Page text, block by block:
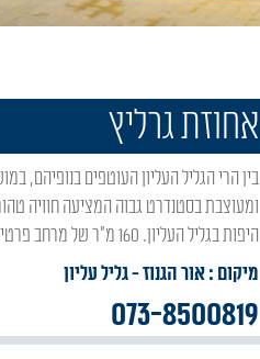
אחוזת גרליץ
בין הרי הגליל העליון העוטפים בנופיהם, במושב אור הגנוז ניצבת 'אחוזת גרליץ' וילת נופש חדשה
ומעוצבת בסטנדרט גבוה המציעה חוויה
היפות בגליל העליון. 160 מ"ר של מרחב פרטי, אלגנטיות ואבזור…
מיקום : אור הגנוז- גליל עליון
073-8500819